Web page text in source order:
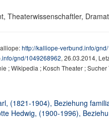
Theaterwissenschaftler,
http://kalliope-verbund.info/
gnd/1049268962, 26.03.2014,
; Wikipedia ; Kosch Theater ;
(1821-1904), Beziehung
Hedwig, (1900-1996),